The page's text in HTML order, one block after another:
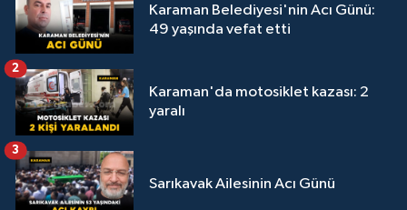
Karaman Belediyesi'nin Acı Günü:
49 yaşında vefat etti
Karaman'da motosiklet kazası: 2
yaralı
2
Sarıkavak Ailesinin Acı Günü
3